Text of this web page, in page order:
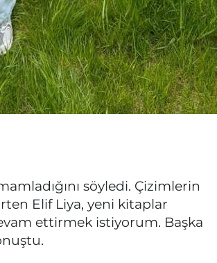
söyledi. Çizimlerin
Elif Liya, yeni kitaplar
ettirmek istiyorum. Başka